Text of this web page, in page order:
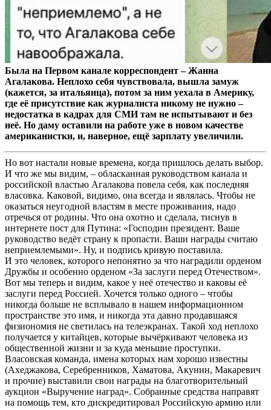
Была на Первом канале корреспондент – Жанна
Агалакова. Неплохо себя чувствовала, вышла замуж
(кажется, за итальянца), потом за ним уехала в Америку,
где её присутствие как журналиста никому не нужно –
недостатка в кадрах для СМИ там не испытывают и без
неё. Но даму оставили на работе уже в новом качестве
американистки, и, наверное, ещё зарплату увеличили.
Но вот настали новые времена, когда пришлось делать выбор.
И что же мы видим, – обласканная руководством канала и
российской властью Агалакова повела себя, как последняя
власовка. Каковой, видимо, она всегда и являлась. Чтобы не
оказаться неугодной властям в месте проживания, надо
отречься от родины. Что она охотно и сделала, тиснув в
интернете пост для Путина: «Господин президент. Ваше
руководство ведёт страну к пропасти. Ваши награды считаю
неприемлемыми». Ну, и подпись кривую поставила.
И это человек, которого непонятно за что наградили орденом
Дружбы и особенно орденом «За заслуги перед Отечеством».
Вот мы теперь и видим, какое у неё отечество и каковы её
заслуги перед Россией. Хочется только одного – чтобы
никогда больше не всплывало в нашем информационном
пространстве это имя, и никогда эта давно продавшаяся
физиономия не светилась на телеэкранах. Такой ход неплохо
получается у китайцев, которые вычёркивают человека из
общественной жизни и за куда меньшие проступки.
Власовская команда, имена которых нам хорошо известны
(Ахеджакова, Серебренников, Хаматова, Акунин, Макаревич
и прочие) выставили свои награды на благотворительный
аукцион «Выручение наград». Собранные средства направят
на помощь тем, кто дискредитировал Российскую армию или